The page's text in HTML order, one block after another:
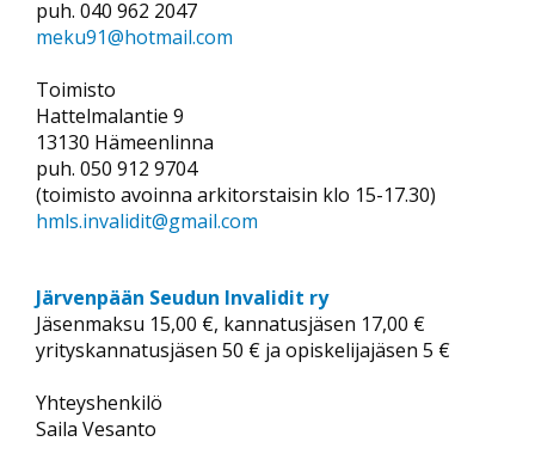
puh. 040 962 2047
meku91@hotmail.com
Toimisto
Hattelmalantie 9
13130 Hämeenlinna
puh. 050 912 9704
(toimisto avoinna arkitorstaisin klo 15-17.30)
hmls.invalidit@gmail.com
Järvenpään Seudun Invalidit ry
Jäsenmaksu 15,00 €, kannatusjäsen 17,00 €
yrityskannatusjäsen 50 € ja opiskelijajäsen 5 €
Yhteyshenkilö
Saila Vesanto